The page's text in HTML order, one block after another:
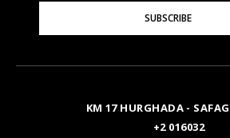
Your
SUBSCRIBE
KM 17 HURGHADA -
+2 016032